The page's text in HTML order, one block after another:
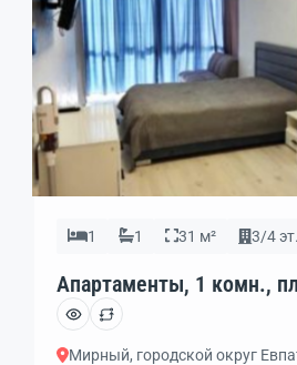
1 1 31 м² 3/4 эт.
Апартаменты, 1 комн.,
эт., код: 430193
Мирный, городской округ